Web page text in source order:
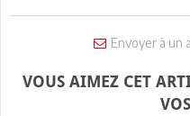
Envoyer à un
VOUS AIMEZ CET